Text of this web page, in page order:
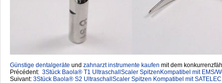
Günstige dentalgeräte ‎ und zahnarzt instrumente kaufen mit dem
Précédent: 3Stück Baola® T1 UltraschallScaler SpitzenKompatibel mit EMS/
Suivant: 3Stück Baola® S2 UltraschallScaler Spitzen Kompatibel mit SATELEC